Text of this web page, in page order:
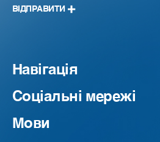
ВІДПРАВИТИ
Навігація
Соціальні мережі
Мови